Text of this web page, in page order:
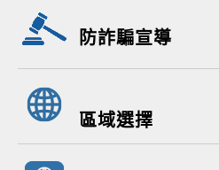
防詐騙宣導
區域選擇